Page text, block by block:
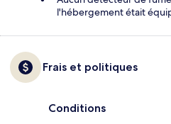
l'hébergement était
Frais et politiques
Conditions